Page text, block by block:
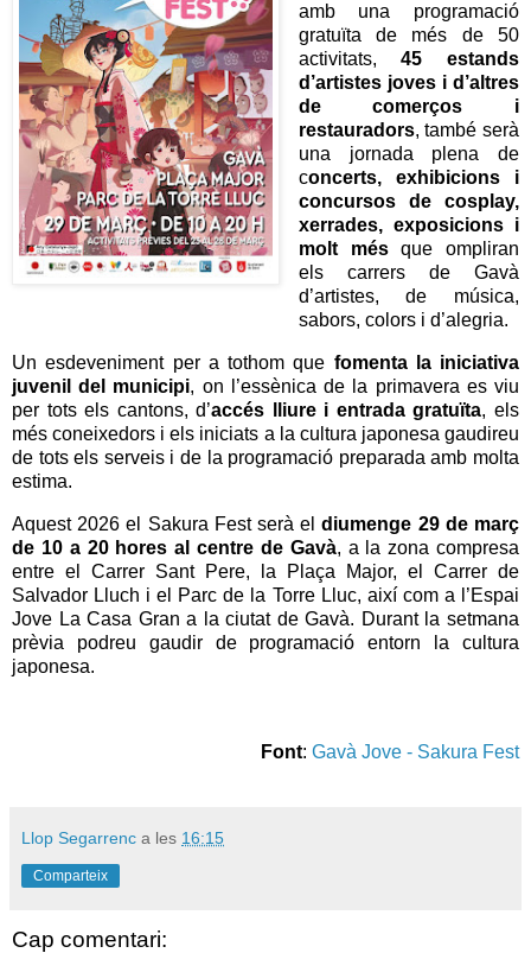
amb una programació
gratuïta de més de 50
activitats,45 estands
d’artistes joves i d’altres
de comerços i
restauradors, també serà
una jornada plena de
concerts, exhibicions i
concursos de cosplay,
xerrades, exposicions i
molt mésque ompliran
els carrers de Gavà
d’artistes, de música,
sabors, colors i d’alegria.
Un esdeveniment per a tothom que fomenta la iniciativa
juvenil del municipi, on l’essènica de la primavera es viu
per tots els cantons, d’accés lliure i entrada gratuïta, els
més coneixedors i els iniciats a la cultura japonesa gaudireu
de tots els serveis i de la programació preparada amb molta
estima.
Aquest 2026 el Sakura Fest serà eldiumenge 29 de març
de 10 a 20 hores al centre de Gavà, a la zona compresa
entre el Carrer Sant Pere, la Plaça Major, el Carrer de
Salvador Lluch i el Parc de la Torre Lluc, així com a l’Espai
Jove La Casa Gran a la ciutat de Gavà. Durant la setmana
prèvia podreu gaudir de programació entorn la cultura
japonesa.
Font: Gavà Jove - Sakura Fest
Llop Segarrenc a les 16:15
Comparteix
Cap comentari: